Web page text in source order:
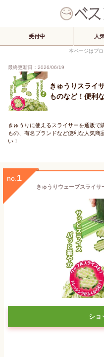
受付中 人
本ページはプ
最終更新日：2026/06/19
きゅうりスライ
ものなど！便利
きゅうりに使えるスライサーを通販
もの、有名ブランドなど便利な人気商
い！
no. 1
ショ